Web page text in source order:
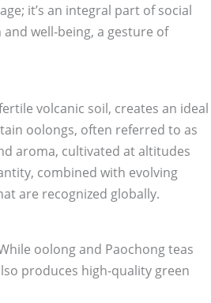
it’s an integral part of social
well-being, a gesture of
volcanic soil, creates an ideal
oolongs, often referred to as
aroma, cultivated at altitudes
combined with evolving
are recognized globally.
oolong and Paochong teas
produces high-quality green